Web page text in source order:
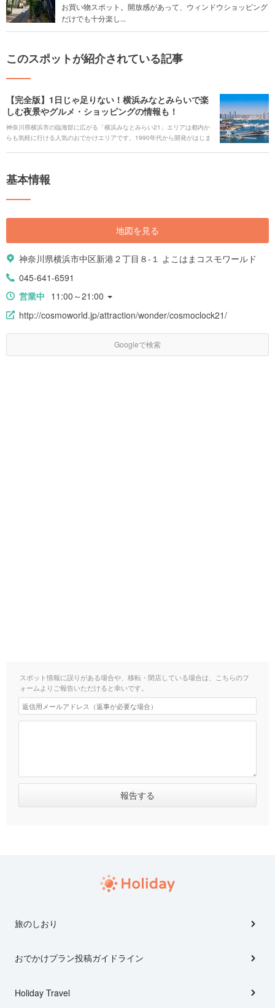
お買い物スポット。開放感があって、ウィンドウショッピング
だけでも十分楽し...
このスポットが紹介されている記事
【完全版】1日じゃ足りない！横浜みなとみらいで楽
しむ夜景やグルメ・ショッピングの情報も！
神奈川県横浜市の臨海部に広がる「横浜みなとみらい21」エリアは都内か
らも気軽に行ける人気のおでかけエリアです。1990年代から開発がはじま
も有名で、流行に合わせた楽しみ方もできます。 子供から大人まで楽しめ
開放感や潮風を感じながら楽しむトレンドのカフェやレストラン、各スポ
の魅力と楽しみ方をたっぷりと紹介していきます。 #### 人気キーワード
産|https://haveagood.holiday/articles/1299] [keyword_link:みなとみらい
映画|https://haveagood.holiday/articles/1290] [keyword_link:みなとみらい
タピオカ|https://haveagood.holiday/articles/1302] [keyword_link:みなとみ
らい ハンバーガー|https://haveagood.holiday/articles/1334]
[keyword_link:みなとみらい ケー
キ|https://haveagood.holiday/articles/1300] [keyword_link:みなとみらい
い スタバ|https://haveagood.holiday/articles/1301] [keyword_link:みなと
[keyword_link:みなとみらい ショッピン
グ|https://haveagood.holiday/articles/1346] [keyword_link:ハンマーヘッ
ド|https://haveagood.holiday/articles/844] [keyword_link:赤レン
基本情報
地図を見る
神奈川県横浜市中区新港２丁目８-１ よこはまコスモワールド
045-641-6591
営業中 11:00～21:00
http://cosmoworld.jp/attraction/wonder/cosmoclock21/
Googleで検索
スポット情報に誤りがある場合や、移転・閉店している場合は、こちらのフ
ォームよりご報告いただけると幸いです。
旅のしおり
おでかけプラン投稿ガイドライン
Holiday Travel